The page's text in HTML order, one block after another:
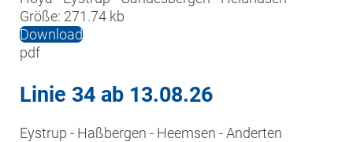
Größe: 271.74 kb
Download
pdf
Linie 34 ab 13.08.26
Eystrup - Haßbergen - Heemsen - Anderten